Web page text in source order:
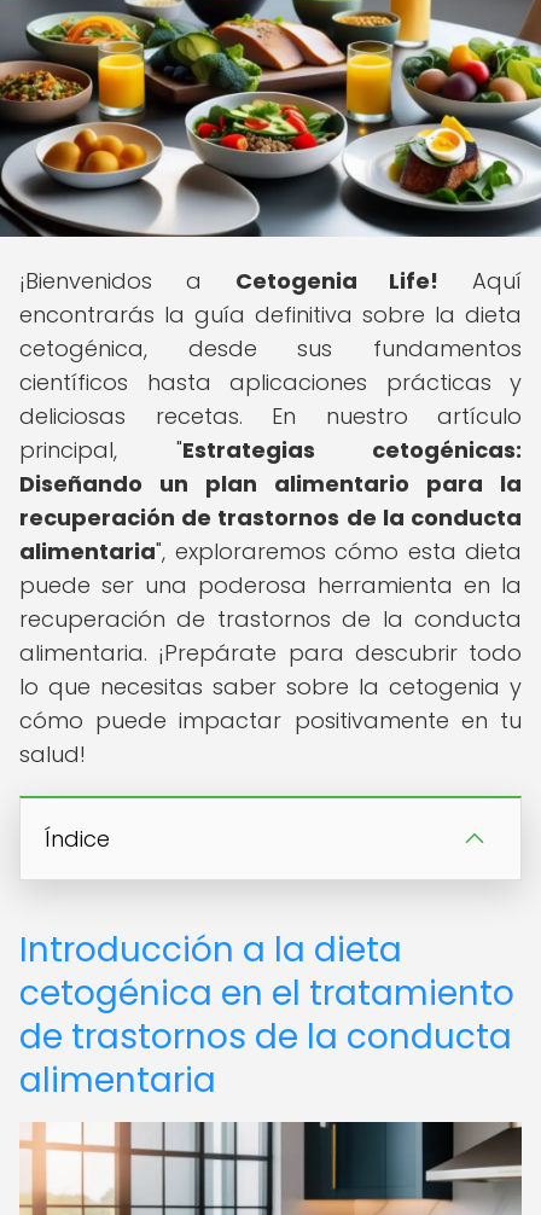
¡Bienvenidos a Cetogenia Life! Aquí
encontrarás la guía definitiva sobre la dieta
cetogénica, desde sus fundamentos
científicos hasta aplicaciones prácticas y
deliciosas recetas. En nuestro artículo
principal, "Estrategias cetogénicas:
Diseñando un plan alimentario para la
recuperación de trastornos de la conducta
alimentaria", exploraremos cómo esta dieta
puede ser una poderosa herramienta en la
recuperación de trastornos de la conducta
alimentaria. ¡Prepárate para descubrir todo
lo que necesitas saber sobre la cetogenia y
cómo puede impactar positivamente en tu
salud!
Índice
Introducción a la dieta
cetogénica en el tratamiento
de trastornos de la conducta
alimentaria